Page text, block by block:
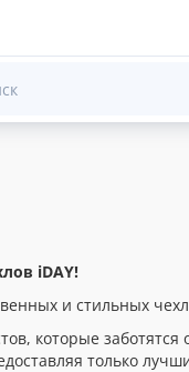
iDAY!
и стильных
которые
только